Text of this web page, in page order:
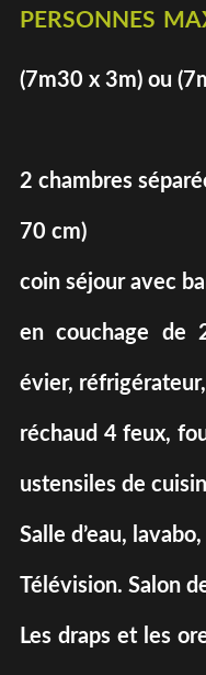
personnes
(7m30 x 3m) ou
2 chambres
70 cm)
coin séjour avec
en couchage de
évier,
réchaud 4 feux,
ustensiles de
Salle d’eau,
Télévision. Salon
Les draps et les